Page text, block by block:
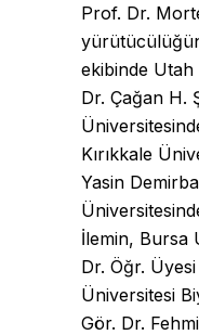
Prof. Dr.
ekibinde
Dr. Çağan H.
Kırıkkale
Yasin
İlemin, Bursa
Dr. Öğr.
Üniversitesi
Gör. Dr.